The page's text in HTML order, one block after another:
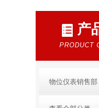
产
PRODUCT
物位仪表销售部